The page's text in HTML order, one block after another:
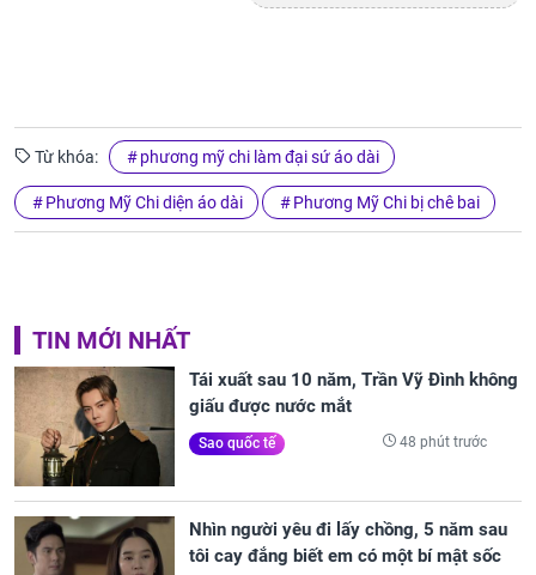
Từ khóa: phương mỹ chi làm đại sứ áo dài
Phương Mỹ Chi diện áo dài Phương Mỹ Chi bị chê bai
TIN MỚI NHẤT
Tái xuất sau 10 năm, Trần Vỹ Đình không
giấu được nước mắt
Sao quốc tế 48 phút trước
Nhìn người yêu đi lấy chồng, 5 năm sau
tôi cay đắng biết em có một bí mật sốc